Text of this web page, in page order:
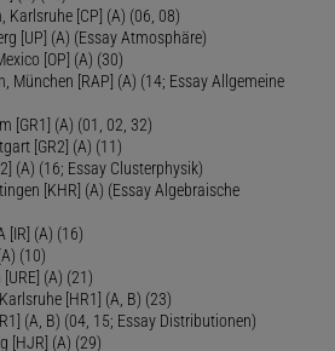
Karlsruhe [CP] (A) (06, 08)
[UP] (A) (Essay Atmosphäre)
[OP] (A) (30)
München [RAP] (A) (14; Essay Allgemeine
[GR1] (A) (01, 02, 32)
[GR2] (A) (11)
(A) (16; Essay Clusterphysik)
[KHR] (A) (Essay Algebraische
[IR] (A) (16)
(10)
(A) (21)
[HR1] (A, B) (23)
(A, B) (04, 15; Essay Distributionen)
[HJR] (A) (29)